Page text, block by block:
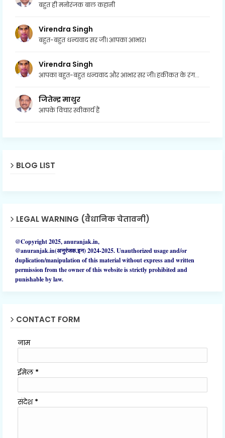
बहुत ही मनोरंजक बाल कहानी
Virendra Singh
बहुत-बहुत धन्यवाद सर जी। आपका आभार।
Virendra Singh
आपका बहुत-बहुत धन्यवाद और आभार सर जी। हकीकत के रंग...
जितेन्द्र माथुर
आपके विचार स्वीकार्य हैं
BLOG LIST
LEGAL WARNING (वैधानिक चेतावनी)
@Copyright 2025, anuranjak.in,
@anuranjak.in(अनुरंजक.इन) 2024-2025.Unauthorizedusage and/or
duplication/manipulation of this material without express and written
permission from the owner of this website is strictly prohibited and
punishable by law.
CONTACT FORM
नाम
ईमेल *
संदेश *